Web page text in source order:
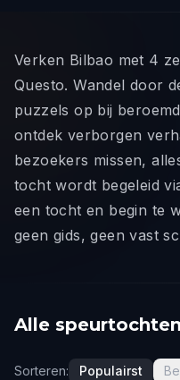
Verken Bilbao met 4
Questo. Wandel door
puzzels op bij
ontdek verborgen
bezoekers missen,
tocht wordt begeleid
een tocht en begin te
geen gids, geen vast
Alle
Sorteren: Populairst